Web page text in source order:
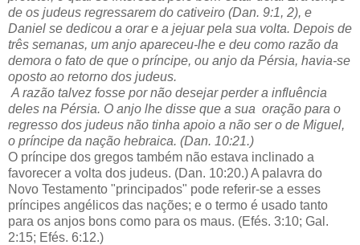
de os judeus regressarem do cativeiro (Dan. 9:1, 2), e
Daniel se dedicou a orar e a jejuar pela sua volta. Depois de
três semanas, um anjo apareceu-lhe e deu como razão da
demora o fato de que o príncipe, ou anjo da Pérsia, havia-se
oposto ao retorno dos judeus.
A razão talvez fosse por não desejar perder a influência
deles na Pérsia. O anjo lhe disse que a sua oração para o
regresso dos judeus não tinha apoio a não ser o de Miguel,
o príncipe da nação hebraica. (Dan. 10:21.)
O príncipe dos gregos também não estava inclinado a
favorecer a volta dos judeus. (Dan. 10:20.) A palavra do
Novo Testamento "principados" pode referir-se a esses
príncipes angélicos das nações; e o termo é usado tanto
para os anjos bons como para os maus. (Efés. 3:10; Gal.
2:15; Efés. 6:12.)